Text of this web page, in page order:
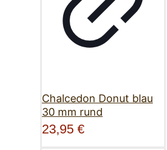
Chalcedon Donut blau
30 mm rund
23,95 €